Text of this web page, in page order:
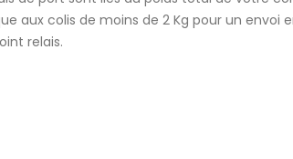
aux colis de moins de 2 Kg pour un envoi
relais.